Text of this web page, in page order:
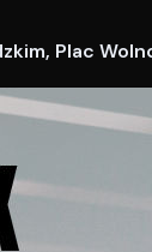
Plac